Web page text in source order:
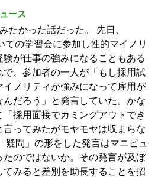
ース
たかった話だった。 先日、
ての学習会に参加し性的マイノリ
験が仕事の強みになることもある
で、参加者の一人が「もし採用試
イノリティが強みになって雇用が
んだろう」と発言していた。かな
「採用面接でカミングアウトでき
言ってみたがモヤモヤは収まらな
疑問」の形をした発言はマニピュ
たのではないか。その発言が及ぼ
てみると差別を助長することを招